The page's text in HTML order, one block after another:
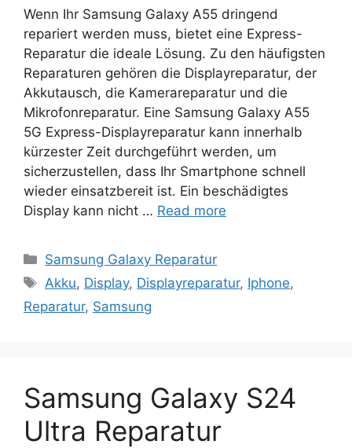
Wenn Ihr Samsung Galaxy A55 dringend
repariert werden muss, bietet eine Express-
Reparatur die ideale Lösung. Zu den häufigsten
Reparaturen gehören die Displayreparatur, der
Akkutausch, die Kamerareparatur und die
Mikrofonreparatur. Eine Samsung Galaxy A55
5G Express-Displayreparatur kann innerhalb
kürzester Zeit durchgeführt werden, um
sicherzustellen, dass Ihr Smartphone schnell
wieder einsatzbereit ist. Ein beschädigtes
Display kann nicht … Read more
Categories
Samsung Galaxy Reparatur
Tags
Akku, Display, Displayreparatur, Iphone,
Reparatur, Samsung
Samsung Galaxy S24
Ultra Reparatur